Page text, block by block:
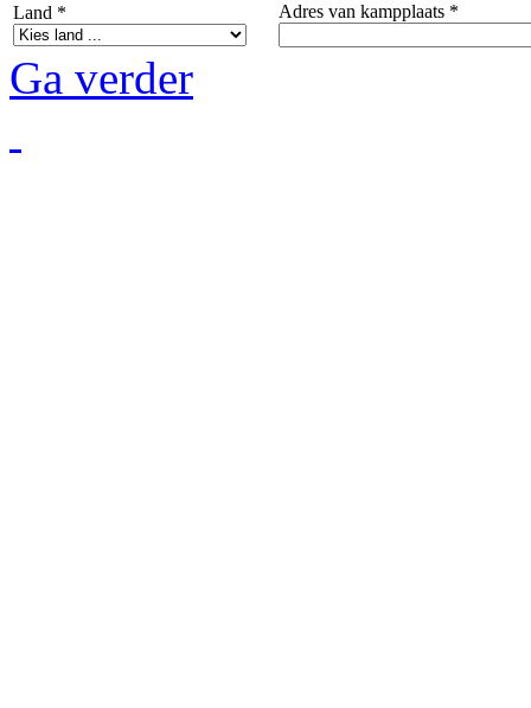
Land * Adres van kampplaats *
Ga verder